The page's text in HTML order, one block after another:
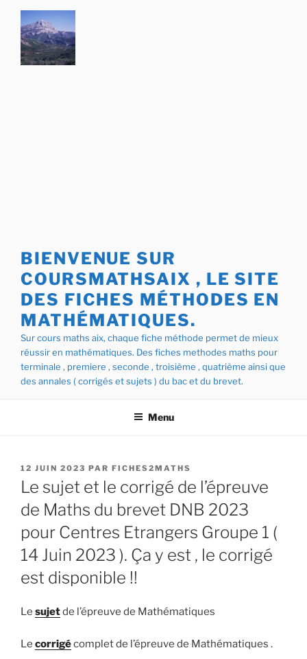
Aller
contenu
principal
BIENVENUE SUR
COURSMATHSAIX , LE SITE
DES FICHES MÉTHODES EN
MATHÉMATIQUES.
Sur cours maths aix, chaque fiche méthode permet de mieux
réussir en mathématiques. Des fiches methodes maths pour
terminale , premiere , seconde , troisième , quatrième ainsi que
des annales ( corrigés et sujets ) du bac et du brevet.
Menu
PUBLIÉ
LE
12 JUIN 2023 PAR FICHES2MATHS
Le sujet et le corrigé de l’épreuve
de Maths du brevet DNB 2023
pour Centres Etrangers Groupe 1 (
14 Juin 2023 ). Ça y est , le corrigé
est disponible !!
Le sujetde l’épreuve de Mathématiques
Le corrigécomplet de l’épreuve de Mathématiques .